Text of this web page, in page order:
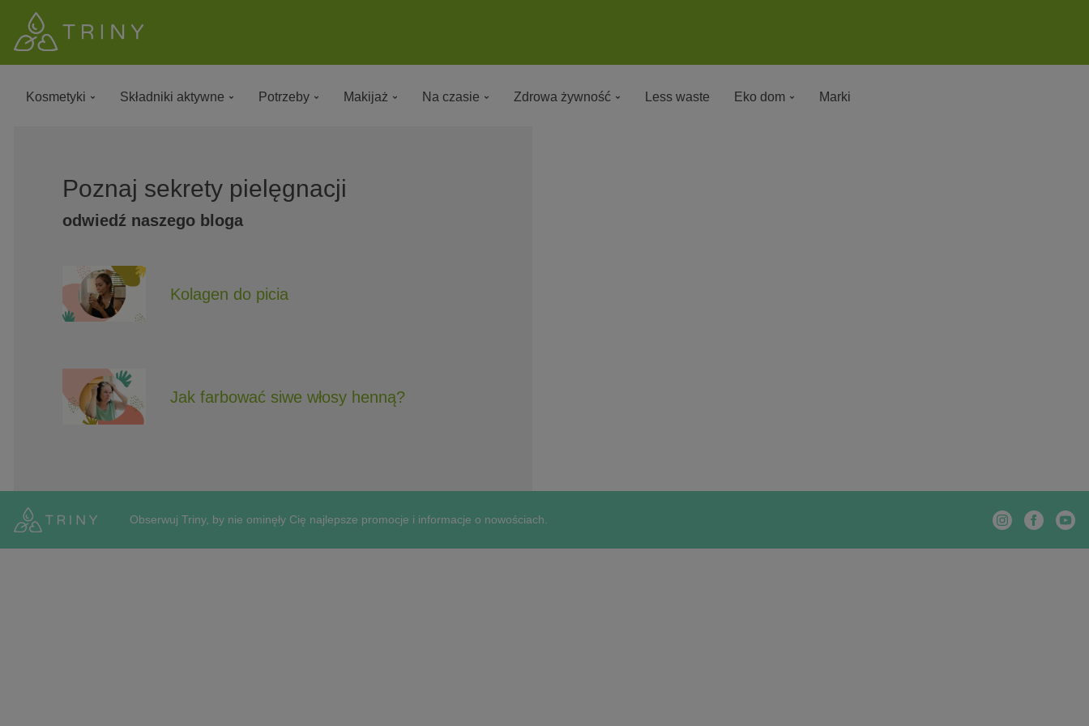
Kosmetyki Składniki aktywne Potrzeby Makijaż Na czasie Zdrowa żywność Less waste Eko dom Marki
Poznaj sekrety pielęgnacji
odwiedź naszego bloga
Kolagen do picia
Jak farbować siwe włosy henną?
Obserwuj Triny, by nie ominęły Cię najlepsze promocje i informacje o nowościach.